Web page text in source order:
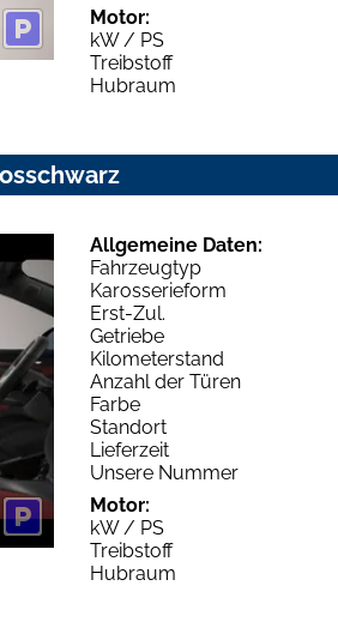
Motor:
kW / PS
Treibstoff
Hubraum
Allgemeine Daten:
Fahrzeugtyp
Karosserieform
Erst-Zul.
Getriebe
Kilometerstand
Anzahl der Türen
Farbe
Standort
Lieferzeit
Unsere Nummer
Motor:
kW / PS
Treibstoff
Hubraum